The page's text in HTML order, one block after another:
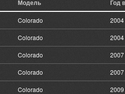
Модель Год
Colorado
Colorado
Colorado
Colorado
Colorado